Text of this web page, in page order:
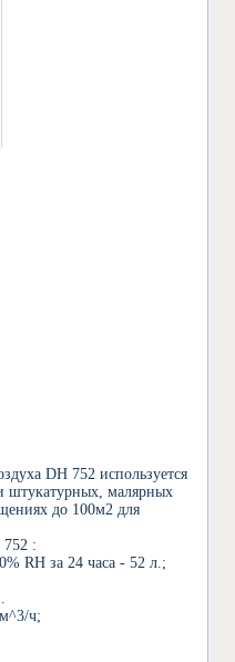
DH 752 используется
штукатурных, малярных
до 100м2 для
752 :
RH за 24 часа - 52 л.;
ч;